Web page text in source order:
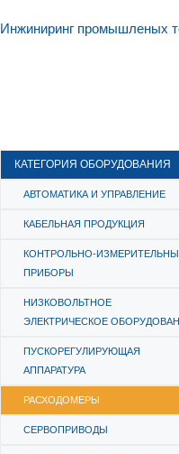
Инжиниринг промышленых
КАТЕГОРИЯ ОБОРУДОВАНИЯ
АВТОМАТИКА И УПРАВЛЕНИЕ
КАБЕЛЬНАЯ ПРОДУКЦИЯ
КОНТРОЛЬНО-
ПРИБОРЫ
НИЗКОВОЛЬТНОЕ
ЭЛЕКТРИЧЕСКОЕ
ПУСКОРЕГУЛИРУЮЩАЯ
АППАРАТУРА
РАСХОДОМЕРЫ
СЕРВОПРИВОДЫ